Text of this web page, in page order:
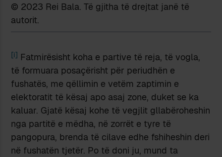
© 2023 Rei Bala. Të gjitha të drejtat janë të
autorit.
[i] Fatmirësisht koha e partive të reja, të vogla,
të formuara posaçërisht për periudhën e
fushatës, me qëllimin e vetëm zaptimin e
elektoratit të kësaj apo asaj zone, duket se ka
kaluar. Gjatë kësaj kohe të vegjlit gllabëroheshin
nga partitë e mëdha, në zorrët e tyre të
pangopura, brenda të cilave edhe fshiheshin deri
në fushatën tjetër. Po të doni ju, mund ta